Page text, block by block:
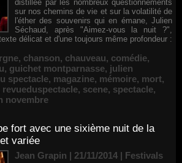
distillée par les nombreux questionnements
sur nos chemins de vie et sur la volatilité de
l'éther des souvenirs qui en émane, Julien
Séchaud, après "Aimez-vous la nuit ?",
délicat et d'une toujours même profondeur :
, chanson, chauveau, comédie,
, guichet montparnasse, julien
spectacle, magazine, mémoire, mort,
revueduspectacle, scene, spectacle,
novembre
fort avec une sixième nuit de la
variée
Jean Grapin | 21/11/2014 | Festivals